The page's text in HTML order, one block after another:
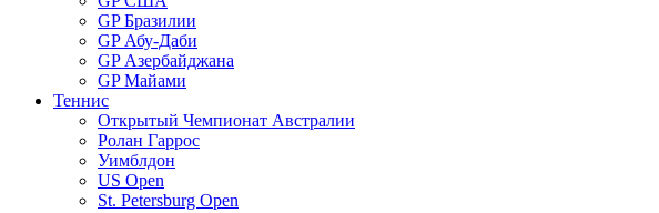
GP Бразилии
GP Абу-Даби
GP Азербайджана
GP Майами
Теннис
Открытый Чемпионат Австралии
Ролан Гаррос
Уимблдон
US Open
St. Petersburg Open